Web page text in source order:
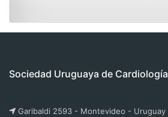
Sociedad Uruguaya de Cardiología
Garibaldi 2593 - Montevideo - Uruguay